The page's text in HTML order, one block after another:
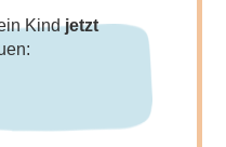
Kindjetzt